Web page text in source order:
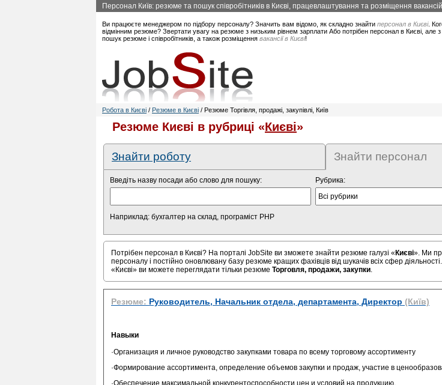
Персонал Київ: резюме та пошук співробітників в Києві, працевлаштування та розміщення
Ви працюєте менеджером по підбору персоналу? Значить вам відомо, як складно знайти персонал в Києві.
відмінним резюме? Звертати увагу на резюме з низьким рівнем зарплати Або потрібен персонал в Києві,
пошук резюме і співробітників, а також розміщення вакансії в Києві!
Робота в Києві / Резюме в Києві / Резюме Торгівля, продажі, закупівлі, Київ
Резюме Києві в рубриці «Києві»
Знайти роботу Знайти персонал
Введіть назву посади або слово для пошуку:
Наприклад: бухгалтер на склад, програміст PHP
Рубрика:
Потрібен персонал в Києві? На порталі JobSite ви зможете знайти резюме галузі « Києві». Ми
персоналу і постійно оновлювану базу резюме кращих фахівців від шукачів всіх сфер
«Києві» ви можете переглядати тільки резюме Торговля, продажи, закупки.
Резюме: Руководитель, Начальник отдела, департамента, Директор (Київ)
Навыки
·Организация и личное руководство закупками товара по всему торговому ассортименту
·Формирование ассортимента, определение объемов закупки и продаж, участие в
·Обеспечение максимальной конкурентоспособности цен и условий на продукцию.